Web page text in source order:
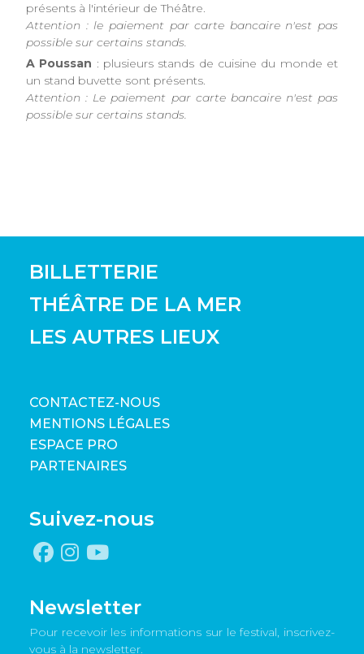
présents à l'intérieur de Théâtre.
Attention : le paiement par carte bancaire n'est pas
possible sur certains stands.
A Poussan : plusieurs stands de cuisine du monde et
un stand buvette sont présents.
Attention : Le paiement par carte bancaire n'est pas
possible sur certains stands.
BILLETTERIE
THÉÂTRE DE LA MER
LES AUTRES LIEUX
CONTACTEZ-NOUS
MENTIONS LÉGALES
ESPACE PRO
PARTENAIRES
Suivez-nous
Newsletter
Pour recevoir les informations sur le festival, inscrivez-
vous à la newsletter.